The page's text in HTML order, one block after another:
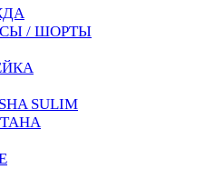
/ ШОРТЫ
SULIM